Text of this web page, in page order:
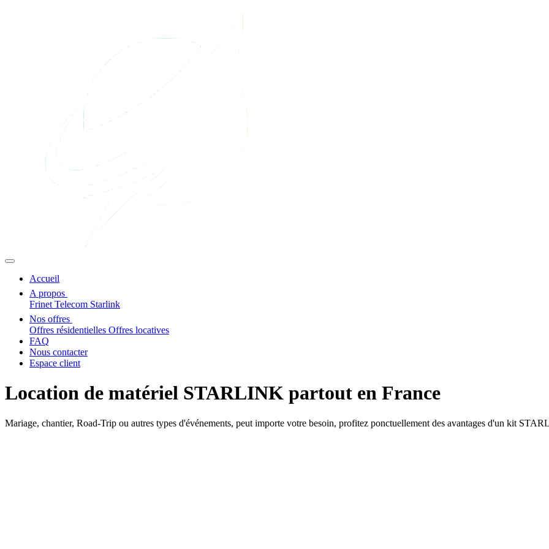
Accueil
A propos
Frinet Telecom Starlink
Nos offres
Offres résidentielles Offres locatives
FAQ
Nous contacter
Espace client
Location de matériel STARLINK partout en France
Mariage, chantier, Road-Trip ou autres types d'événements, peut importe votre besoin, profitez ponctuellement des avantages d'un kit